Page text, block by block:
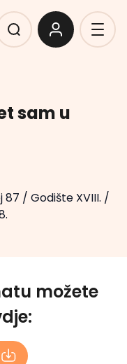
sam u
87 / Godište XVIII. /
možete